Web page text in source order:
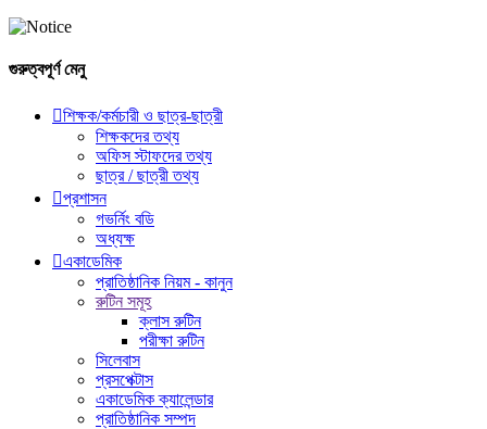
গুরুত্বপূর্ণ মেনু
শিক্ষক/কর্মচারী ও ছাত্র-ছাত্রী
শিক্ষকদের তথ্য
অফিস স্টাফদের তথ্য
ছাত্র / ছাত্রী তথ্য
প্রশাসন
গভর্নিং বডি
অধ্যক্ষ
একাডেমিক
প্রাতিষ্ঠানিক নিয়ম - কানুন
রুটিন সমূহ
ক্লাস রুটিন
পরীক্ষা রুটিন
সিলেবাস
প্রসপেক্টাস
একাডেমিক ক্যালেন্ডার
প্রাতিষ্ঠানিক সম্পদ